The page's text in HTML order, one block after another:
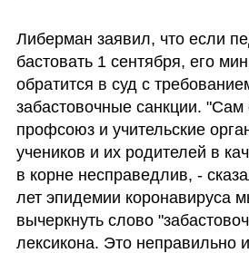
Либерман заявил, что если
бастовать 1 сентября, его
обратится в суд с
забастовочные санкции. "Сам
профсоюз и учительские
учеников и их родителей в
в корне несправедлив, -
лет эпидемии коронавируса
вычеркнуть слово
лексикона. Это неправильно